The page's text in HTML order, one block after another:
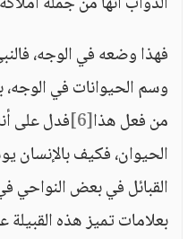
فهذا وضعه في الوجه،
وسم الحيوانات في
من فعل هذا[6] فدل على
الحيوان، فكيف بالإنسان
القبائل في بعض النواحي
بعلامات تميز هذه